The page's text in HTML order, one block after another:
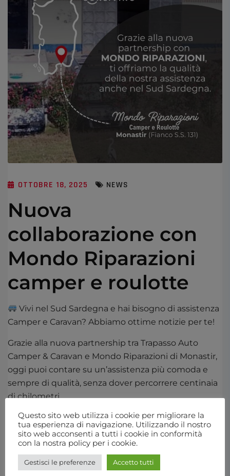
OTTOBRE 18, 2025 NEWS
Nuova
collaborazione con
Mondo Riparazioni
camper e roulotte
Vivi nel Sud Sardegna e hai bisogno di assistenza
Camper e Caravan? Abbiamo ottime notizie per te!
Grazie alla nuova partnership tra Trapasso Auto
Camper & Caravan e Mondo Riparazioni di Monastir,
oggi puoi contare su un’assistenza più comoda e
sempre di qualità, senza dover percorrere centinaia
di chilometri.
standard di competenza e affidabilità, garantendoti
un servizio all’altezza del nome Trapasso Auto, Adria
Se vivi nelle province del Sud Sardegna,
Questo sito web utilizza i cookie per migliorare la
tua esperienza di navigazione. Utilizzando il nostro
sito web acconsenti a tutti i cookie in conformità
con la nostra policy per i cookie.
Gestisci le preferenze Accetto tutti